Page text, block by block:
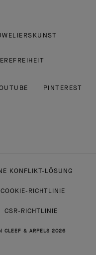
PINTEREST
KONFLIKT-LÖSUNG
COOKIE-RICHTLINIE
CSR-RICHTLINIE
CLEEF & ARPELS 2026